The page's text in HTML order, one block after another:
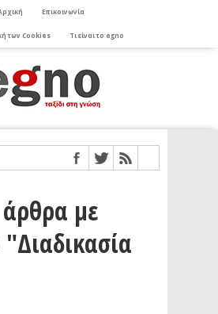
Επικοινωνία
των Cookies Τι είναι το egno
με
"Διαδικασία